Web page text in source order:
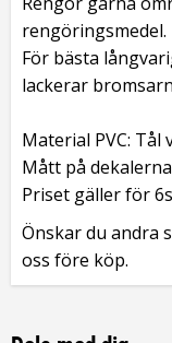
rengöringsmedel.
För bästa
lackerar
Material PVC: Tål
Mått på
Priset gäller för
Önskar du andra
oss före köp.